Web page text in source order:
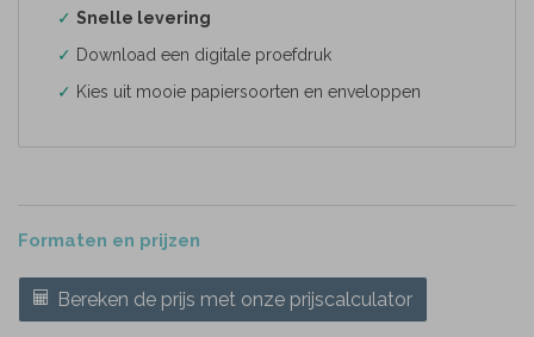
✓ Snelle levering
✓ Download een digitale proefdruk
✓ Kies uit mooie papiersoorten en enveloppen
Formaten en prijzen
Bereken de prijs met onze prijscalculator